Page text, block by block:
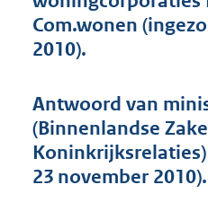
Com.wonen
2010).
Antwoord van
(Binnenlandse
23 november 2010).